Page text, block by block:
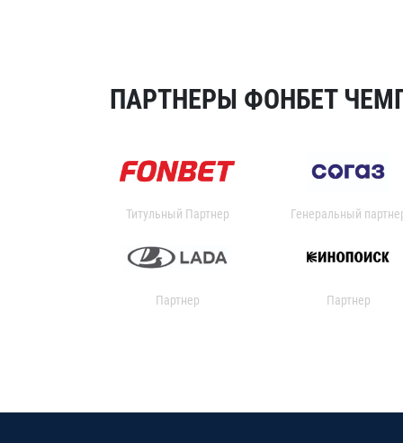
ПАРТНЕРЫ ФОНБЕТ
Титульный Партнер Генеральный
Партнер Партнер